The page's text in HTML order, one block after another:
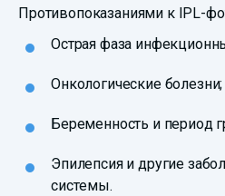
Противопоказаниями к IPL-
Острая фаза
Онкологические болезни;
Беременность и период
Эпилепсия и другие
системы.